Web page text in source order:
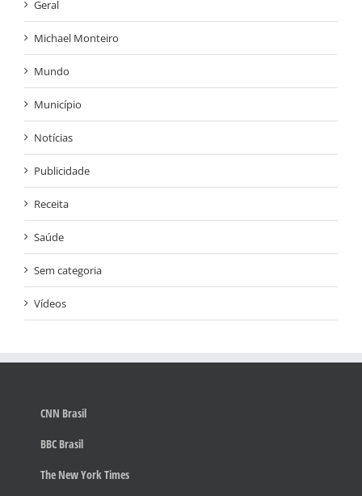
Geral
Michael Monteiro
Mundo
Município
Notícias
Publicidade
Receita
Saúde
Sem categoria
Vídeos
CNN Brasil
BBC Brasil
The New York Times